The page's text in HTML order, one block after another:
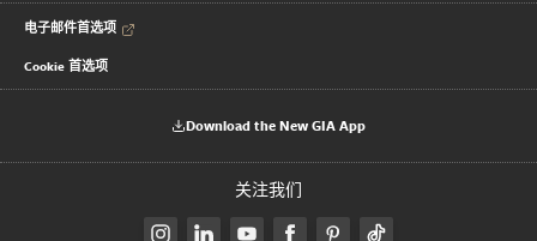
电子邮件首选项
Cookie 首选项
Download the New GIA App
关注我们